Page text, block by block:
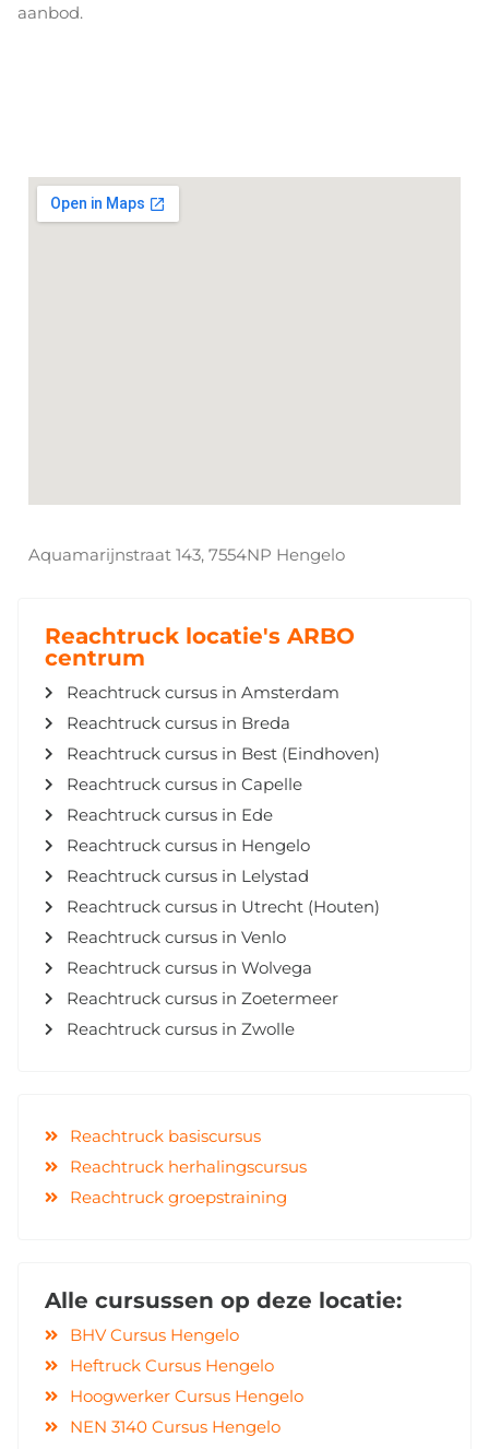
aanbod.
Aquamarijnstraat 143, 7554NP Hengelo
Reachtruck locatie's ARBO
centrum
Reachtruck cursus in Amsterdam
Reachtruck cursus in Breda
Reachtruck cursus in Best (Eindhoven)
Reachtruck cursus in Capelle
Reachtruck cursus in Ede
Reachtruck cursus in Hengelo
Reachtruck cursus in Lelystad
Reachtruck cursus in Utrecht (Houten)
Reachtruck cursus in Venlo
Reachtruck cursus in Wolvega
Reachtruck cursus in Zoetermeer
Reachtruck cursus in Zwolle
Reachtruck basiscursus
Reachtruck herhalingscursus
Reachtruck groepstraining
Alle cursussen op deze locatie:
BHV Cursus Hengelo
Heftruck Cursus Hengelo
Hoogwerker Cursus Hengelo
NEN 3140 Cursus Hengelo